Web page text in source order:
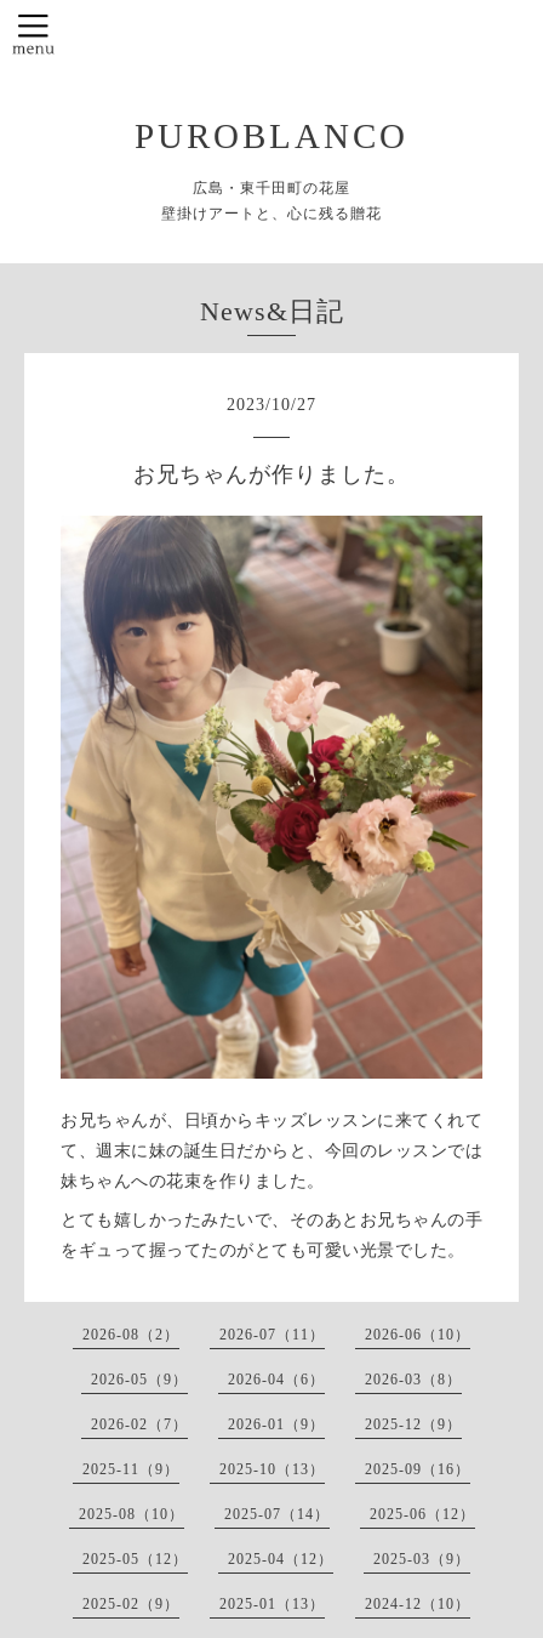
PUROBLANCO
広島・東千田町の花屋
壁掛けアートと、心に残る贈花
News&日記
2023/10/27
お兄ちゃんが作りました。
お兄ちゃんが、日頃からキッズレッスンに来てくれて
て、週末に妹の誕生日だからと、今回のレッスンでは
妹ちゃんへの花束を作りました。
とても嬉しかったみたいで、そのあとお兄ちゃんの手
をギュって握ってたのがとても可愛い光景でした。
2026-08（2） 2026-07（11） 2026-06（10）
2026-05（9） 2026-04（6） 2026-03（8）
2026-02（7） 2026-01（9） 2025-12（9）
2025-11（9） 2025-10（13） 2025-09（16）
2025-08（10） 2025-07（14） 2025-06（12）
2025-05（12） 2025-04（12） 2025-03（9）
2025-02（9） 2025-01（13） 2024-12（10）